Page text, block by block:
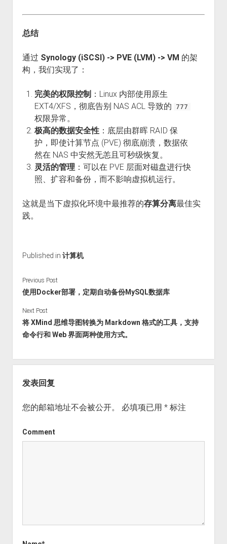
总结
通过 Synology (iSCSI) -> PVE (LVM) -> VM 的架
构，我们实现了：
完美的权限控制 ：Linux 内部使用原生
EXT4/XFS，彻底告别 NAS ACL 导致的
777
权限异常。
极高的数据安全性：底层由群晖 RAID 保
护，即使计算节点 (PVE) 彻底崩溃，数据依
然在 NAS 中安然无恙且可秒级恢复。
灵活的管理 ：可以在 PVE 层面对磁盘进行快
照、扩容和备份，而不影响虚拟机运行。
这就是当下虚拟化环境中最推荐的存算分离最佳实
践。
Published in 计算机
Previous Post
使用Docker部署，定期自动备份MySQL数据库
Next Post
将 XMind 思维导图转换为 Markdown 格式的工具，支持
命令行和 Web 界面两种使用方式。
发表回复
您的邮箱地址不会被公开。 必填项已用 *标注
Comment